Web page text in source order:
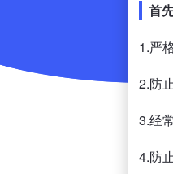
首
1.严
2.防
3.经
4.防